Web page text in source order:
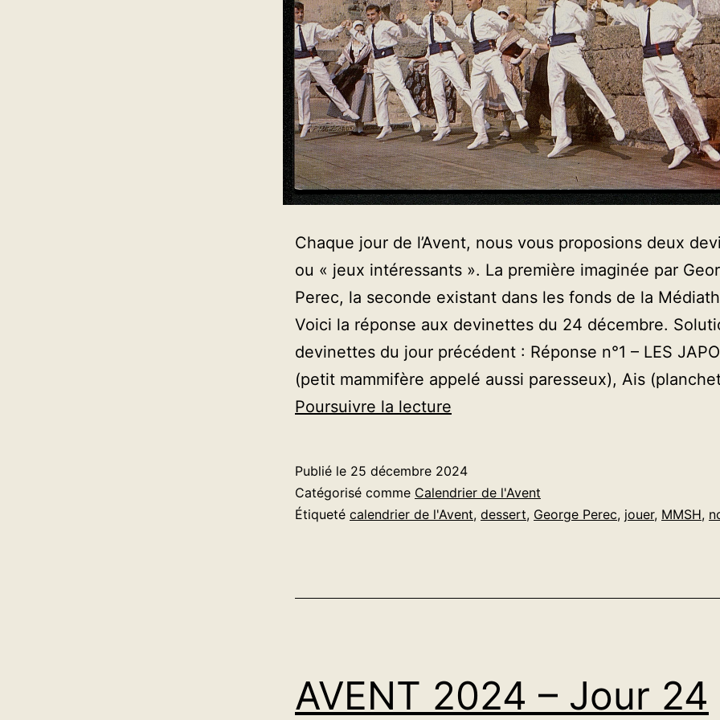
Chaque jour de l’Avent, nous vous proposions deux
ou « jeux intéressants ». La première imaginée par
Perec, la seconde existant dans les fonds de la
Voici la réponse aux devinettes du 24 décembre.
devinettes du jour précédent : Réponse n°1 – LES
(petit mammifère appelé aussi paresseux), Ais
Poursuivre la lecture
de
Noël
Publié le 25 décembre 2024
Catégorisé comme Calendrier de l'Avent
Étiqueté calendrier de l'Avent, dessert, George Perec, jouer, MMSH,
AVENT 2024 – Jour 24